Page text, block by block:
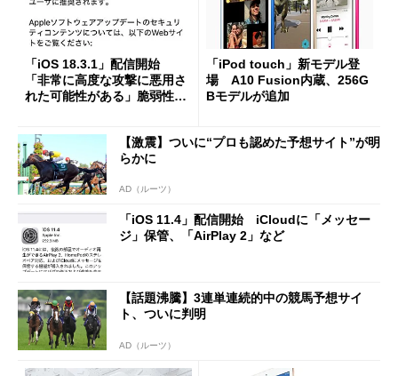
「iOS 18.3.1」配信開始
「非常に高度な攻撃に悪用さ
れた可能性がある」脆弱性に
「iPod touch」新モデル登
場 A10 Fusion内蔵、256G
Bモデルが追加
【激震】ついに“プロも認めた予想サイト”が明
らかに
AD（ルーツ）
「iOS 11.4」配信開始 iCloudに「メッセー
ジ」保管、「AirPlay 2」など
【話題沸騰】3連単連続的中の競馬予想サイ
ト、ついに判明
AD（ルーツ）